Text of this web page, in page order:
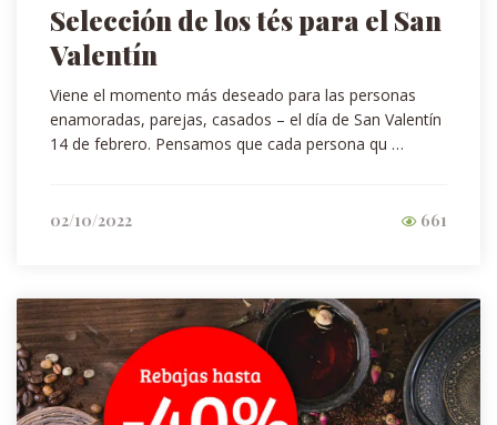
Selección de los tés para el San
Valentín
Viene el momento más deseado para las personas
enamoradas, parejas, casados – el día de San Valentín
14 de febrero. Pensamos que cada persona qu …
02/10/2022 661